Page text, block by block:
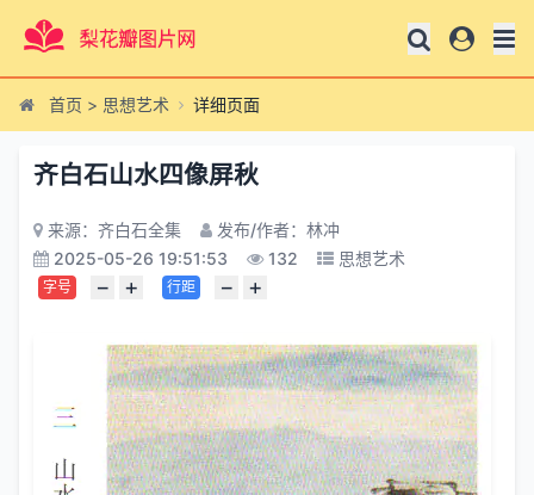
首页 > 思想艺术 详细页面
齐白石山水四像屏秋
来源：齐白石全集
发布/作者：林冲
2025-05-26 19:51:53
132 思想艺术
字号 − + 行距 − +